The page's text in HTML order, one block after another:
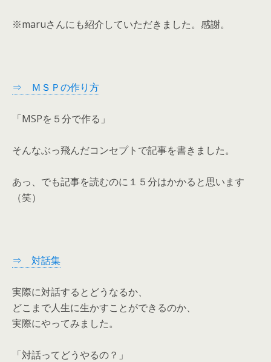
※maruさんにも紹介していただきました。感謝。
⇒ ＭＳＰの作り方
「MSPを５分で作る」
そんなぶっ飛んだコンセプトで記事を書きました。
あっ、でも記事を読むのに１５分はかかると思います
（笑）
⇒ 対話集
実際に対話するとどうなるか、
どこまで人生に生かすことができるのか、
実際にやってみました。
「対話ってどうやるの？」